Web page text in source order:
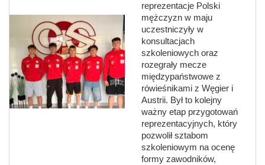
reprezentacje Polski
mężczyzn w maju
uczestniczyły w
konsultacjach
szkoleniowych oraz
rozegrały mecze
międzypaństwowe z
rówieśnikami z Węgier i
Austrii. Był to kolejny
ważny etap przygotowań
reprezentacyjnych, który
pozwolił sztabom
szkoleniowym na ocenę
formy zawodników,